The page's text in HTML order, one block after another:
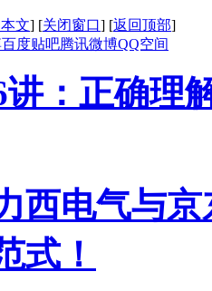
文] [关闭窗口] [返回顶部]
百度贴吧腾讯微博QQ空间
讲：正确
西电气与
式！